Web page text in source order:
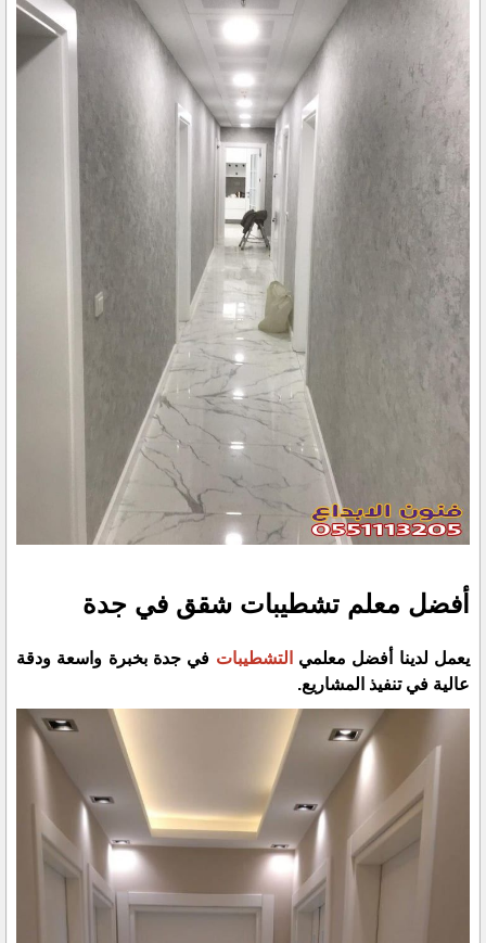
أفضل معلم تشطيبات شقق في جدة
يعمل لدينا أفضل معلمي التشطيبات في جدة بخبرة واسعة ودقة
عالية في تنفيذ المشاريع.